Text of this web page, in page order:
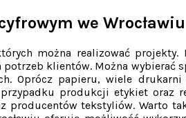
we Wrocławiu
można realizować
klientów. Można wybierać
Oprócz papieru, wiele
produkcji etykiet
tekstyliów. Warto